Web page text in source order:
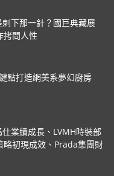
下那一針？國巨典藏展
拷問人性
點打造網美系夢幻廚房
仕業績成長、LVMH時裝部
初現成效、Prada集團財